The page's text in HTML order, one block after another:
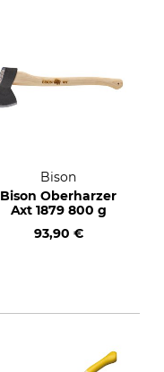
Bison
Bison Oberharzer
Axt 1879 800 g
93,90 €